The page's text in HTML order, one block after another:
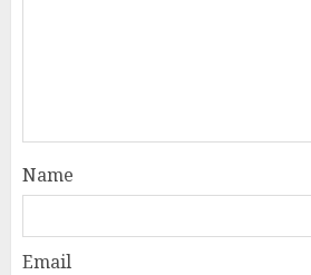
Name
Email